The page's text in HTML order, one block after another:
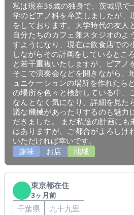
私は現在36歳の独身で、茨城県で
学のピアノ科を卒業しましたが、
をしております。大学時代の友人
自分たちのカフェ兼スタジオのよ
すようになり、現在は飲食店での
しながらその計画をしているとこ
と若干重複いたしますが、ピアノ
そこで演奏会などを開きながら、
ュニケーションの場所を作れたら
の場所を色々と検討している中、
なんとなく気になり、詳細を見た
議な機械があったりするのも魅力
だきました。 まだ私達の計画にも
はありますが、ご都合がよろしけ
いただければ幸いです。
趣味
お店 地域
東京都在住
3ヶ月前
千葉県
九十九里